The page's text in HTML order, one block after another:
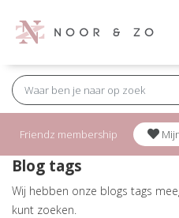
Friendz membership
Blog tags
Wij hebben onze blogs tags
kunt zoeken.